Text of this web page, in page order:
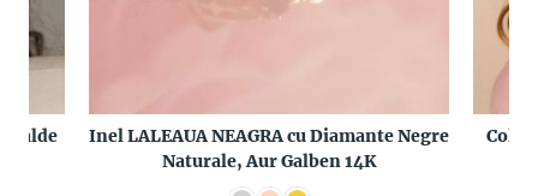
Inel LALEAUA NEAGRA cu Diamante Negre
Naturale, Aur Galben 14K